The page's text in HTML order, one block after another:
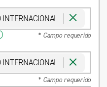
* Campo requerido
INTERNACIONAL
* Campo requerido
INTERNACIONAL